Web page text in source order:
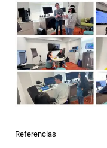
Referencias